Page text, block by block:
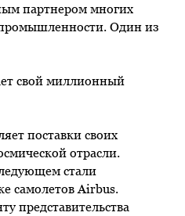
партнером многих
Один из
свой миллионный
поставки своих
отрасли.
стали
самолетов Airbus.
представительства